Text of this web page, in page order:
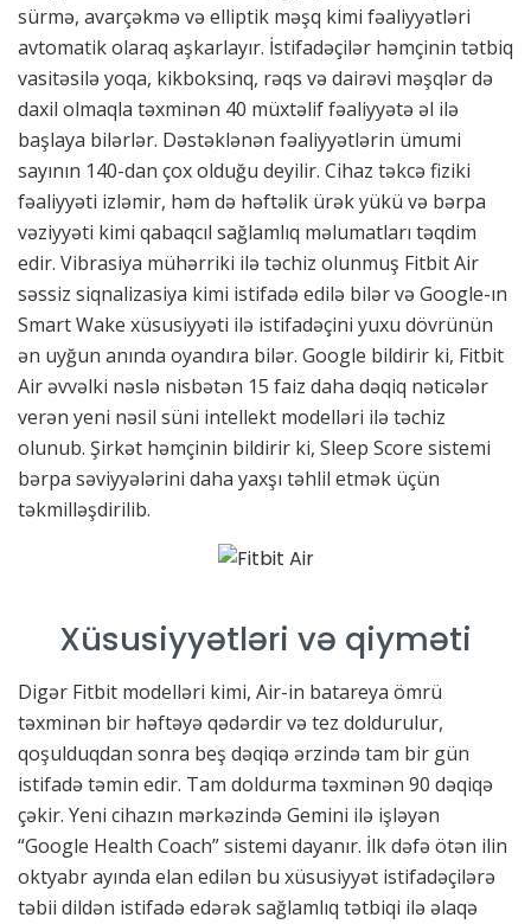
sürmə, avarçəkmə və elliptik məşq kimi fəaliyyətləri
avtomatik olaraq aşkarlayır. İstifadəçilər həmçinin tətbiq
vasitəsilə yoqa, kikboksinq, rəqs və dairəvi məşqlər də
daxil olmaqla təxminən 40 müxtəlif fəaliyyətə əl ilə
başlaya bilərlər. Dəstəklənən fəaliyyətlərin ümumi
sayının 140-dan çox olduğu deyilir. Cihaz təkcə fiziki
fəaliyyəti izləmir, həm də həftəlik ürək yükü və bərpa
vəziyyəti kimi qabaqcıl sağlamlıq məlumatları təqdim
edir. Vibrasiya mühərriki ilə təchiz olunmuş Fitbit Air
səssiz siqnalizasiya kimi istifadə edilə bilər və Google-ın
Smart Wake xüsusiyyəti ilə istifadəçini yuxu dövrünün
ən uyğun anında oyandıra bilər. Google bildirir ki, Fitbit
Air əvvəlki nəslə nisbətən 15 faiz daha dəqiq nəticələr
verən yeni nəsil süni intellekt modelləri ilə təchiz
olunub. Şirkət həmçinin bildirir ki, Sleep Score sistemi
bərpa səviyyələrini daha yaxşı təhlil etmək üçün
təkmilləşdirilib.
Xüsusiyyətləri və qiyməti
Digər Fitbit modelləri kimi, Air-in batareya ömrü
təxminən bir həftəyə qədərdir və tez doldurulur,
qoşulduqdan sonra beş dəqiqə ərzində tam bir gün
istifadə təmin edir. Tam doldurma təxminən 90 dəqiqə
çəkir. Yeni cihazın mərkəzində Gemini ilə işləyən
“Google Health Coach” sistemi dayanır. İlk dəfə ötən ilin
oktyabr ayında elan edilən bu xüsusiyyət istifadəçilərə
təbii dildən istifadə edərək sağlamlıq tətbiqi ilə əlaqə